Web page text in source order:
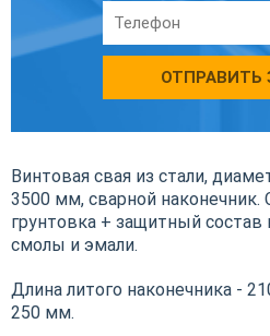
ОТПРАВИТЬ
Винтовая свая из стали,
3500 мм, сварной наконечник.
грунтовка + защитный состав
смолы и эмали.
Длина литого наконечника -
250 мм.